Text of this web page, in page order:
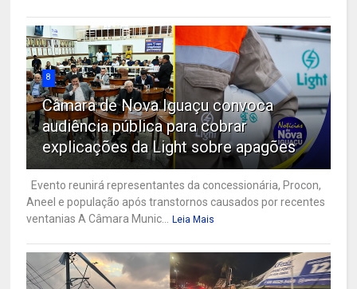
8
Câmara de Nova Iguaçu convoca
audiência pública para cobrar
explicações da Light sobre apagões
Evento reunirá representantes da concessionária, Procon,
Aneel e população após transtornos causados por recentes
ventanias A Câmara Munic... Leia Mais